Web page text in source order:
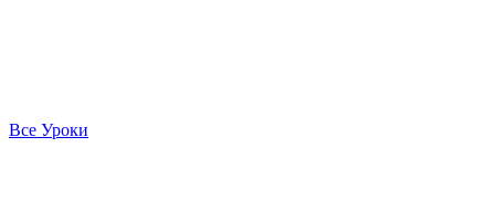
Все Уроки